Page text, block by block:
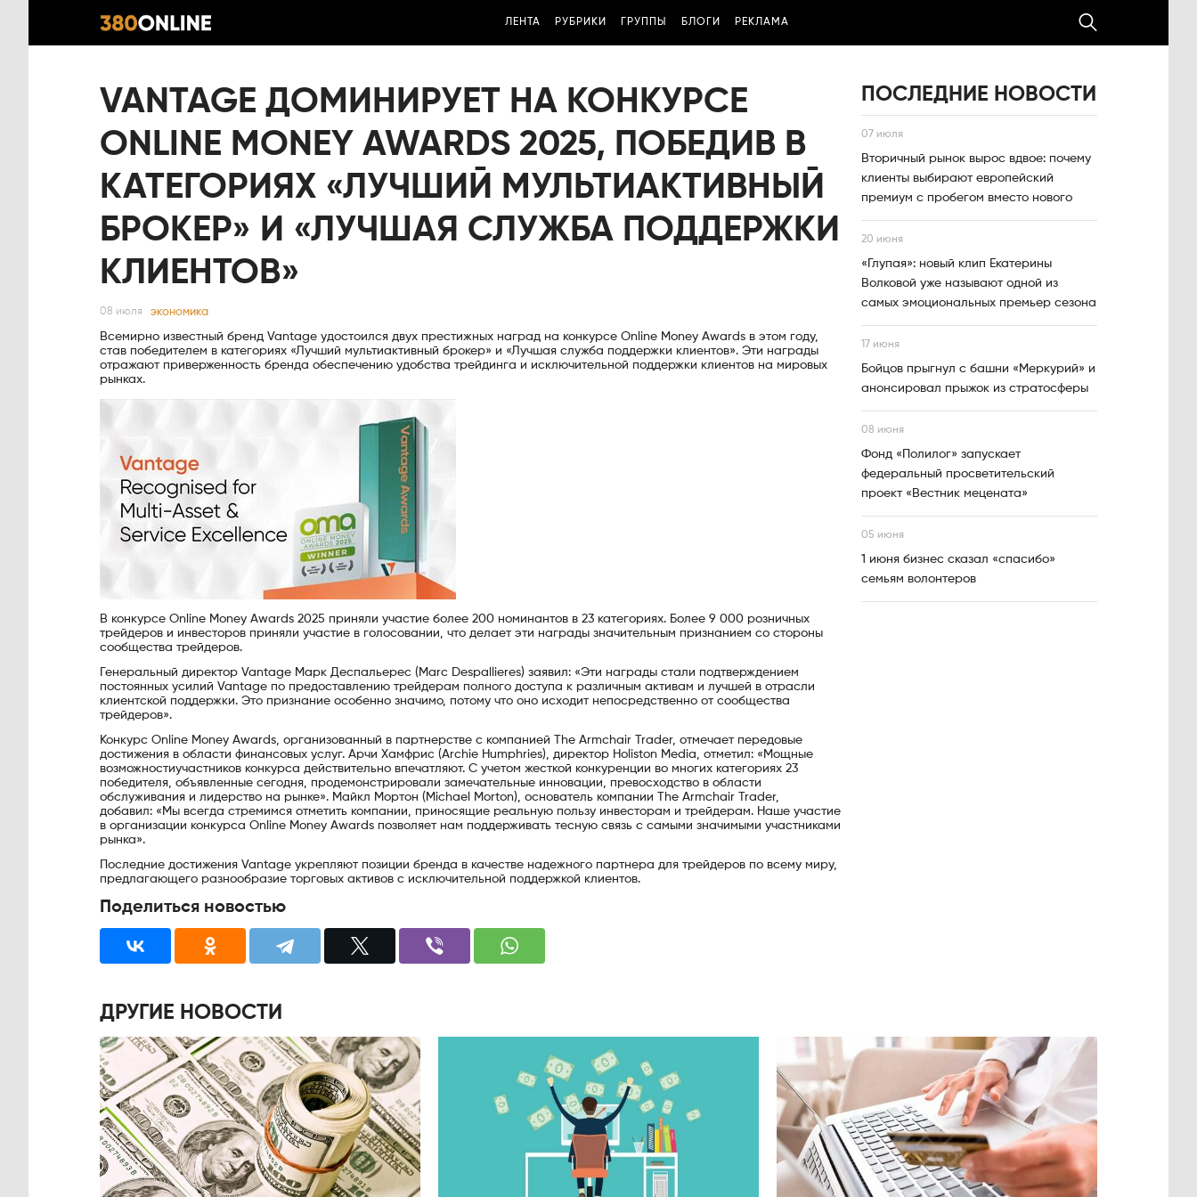
ЛЕНТА РУБРИКИ ГРУППЫ БЛОГИ РЕКЛАМА
VANTAGE ДОМИНИРУЕТ НА КОНКУРСЕ
ONLINE MONEY AWARDS 2025, ПОБЕДИВ В
КАТЕГОРИЯХ «ЛУЧШИЙ МУЛЬТИАКТИВНЫЙ
БРОКЕР» И «ЛУЧШАЯ СЛУЖБА ПОДДЕРЖКИ
КЛИЕНТОВ»
08 июля экономика
Всемирно известный бренд Vantage удостоился двух престижных наград на конкурсе Online Money Awards в этом году,
став победителем в категориях «Лучший мультиактивный брокер» и «Лучшая служба поддержки клиентов». Эти награды
отражают приверженность бренда обеспечению удобства трейдинга и исключительной поддержки клиентов на мировых
рынках.
В конкурсе Online Money Awards 2025 приняли участие более 200 номинантов в 23 категориях. Более 9 000 розничных
трейдеров и инвесторов приняли участие в голосовании, что делает эти награды значительным признанием со стороны
сообщества трейдеров.
Генеральный директор Vantage Марк Деспальерес (Marc Despallieres) заявил: «Эти награды стали подтверждением
постоянных усилий Vantage по предоставлению трейдерам полного доступа к различным активам и лучшей в отрасли
клиентской поддержки. Это признание особенно значимо, потому что оно исходит непосредственно от сообщества
трейдеров».
Конкурс Online Money Awards, организованный в партнерстве с компанией The Armchair Trader, отмечает передовые
достижения в области финансовых услуг. Арчи Хамфрис (Archie Humphries), директор Holiston Media, отметил: «Мощные
возможностиучастников конкурса действительно впечатляют. С учетом жесткой конкуренции во многих категориях 23
победителя, объявленные сегодня, продемонстрировали замечательные инновации, превосходство в области
обслуживания и лидерство на рынке». Майкл Мортон (Michael Morton), основатель компании The Armchair Trader,
добавил: «Мы всегда стремимся отметить компании, приносящие реальную пользу инвесторам и трейдерам. Наше участие
в организации конкурса Online Money Awards позволяет нам поддерживать тесную связь с самыми значимыми участниками
рынка».
Последние достижения Vantage укрепляют позиции бренда в качестве надежного партнера для трейдеров по всему миру,
предлагающего разнообразие торговых активов с исключительной поддержкой клиентов.
Поделиться новостью
ПОСЛЕДНИЕ НОВОСТИ
07 июля
Вторичный рынок вырос вдвое: почему
клиенты выбирают европейский
премиум с пробегом вместо нового
20 июня
«Глупая»: новый клип Екатерины
Волковой уже называют одной из
самых эмоциональных премьер сезона
17 июня
Бойцов прыгнул с башни «Меркурий» и
анонсировал прыжок из стратосферы
08 июня
Фонд «Полилог» запускает
федеральный просветительский
проект «Вестник мецената»
05 июня
1 июня бизнес сказал «спасибо»
семьям волонтеров
ДРУГИЕ НОВОСТИ